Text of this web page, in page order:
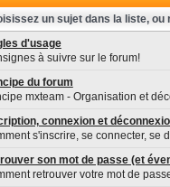
un sujet dans la liste, ou
d'usage
à suivre sur le forum!
du forum
mxteam - Organisation et
connexion et
s'inscrire, se connecter, se
son mot de passe (et
retrouver votre mot de